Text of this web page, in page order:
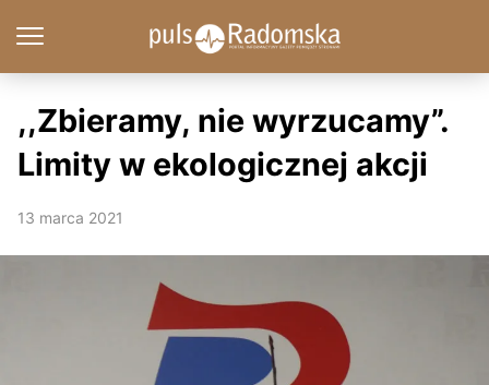
,,Zbieramy, nie wyrzucamy”.
Limity w ekologicznej akcji
13 marca 2021